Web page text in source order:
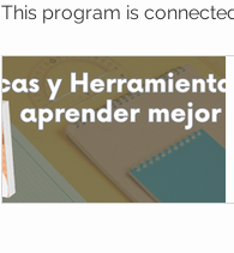
This program is